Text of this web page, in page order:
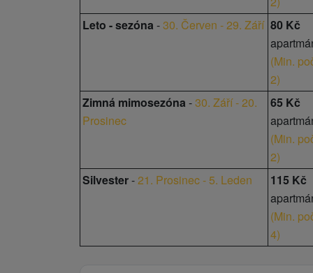
Leto - sezóna -30. Červen - 29. Září 80 Kč
(Min.
2)
Zimná mimosezóna -30. Září - 20.
Prosinec
65 Kč
(Min.
2)
Silvester-21. Prosinec - 5. Leden
115 Kč
(Min.
4)